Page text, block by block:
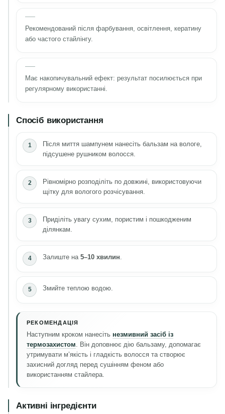
Рекомендований після фарбування, освітлення, кератину
або частого стайлінгу.
Має накопичувальний ефект: результат посилюється при
регулярному використанні.
Спосіб використання
Після миття шампунем нанесіть бальзам на вологе,
підсушене рушником волосся.
Рівномірно розподіліть по довжині, використовуючи
щітку для вологого розчісування.
Приділіть увагу сухим, пористим і пошкодженим
ділянкам.
Залиште на 5–10 хвилин
Змийте теплою водою.
РЕКОМЕНДАЦІЯ
Наступним кроком нанесіть незмивний засіб із
термозахистом . Він доповнює дію бальзаму, допомагає
утримувати м’якість і гладкість волосся та створює
захисний догляд перед сушінням феном або
використанням стайлера.
Активні інгредієнти